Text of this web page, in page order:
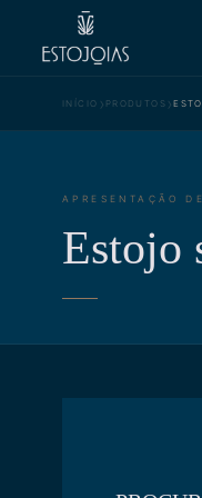
INÍCIO › PRODUTOS ›
APRESENTAÇÃO
Estojo